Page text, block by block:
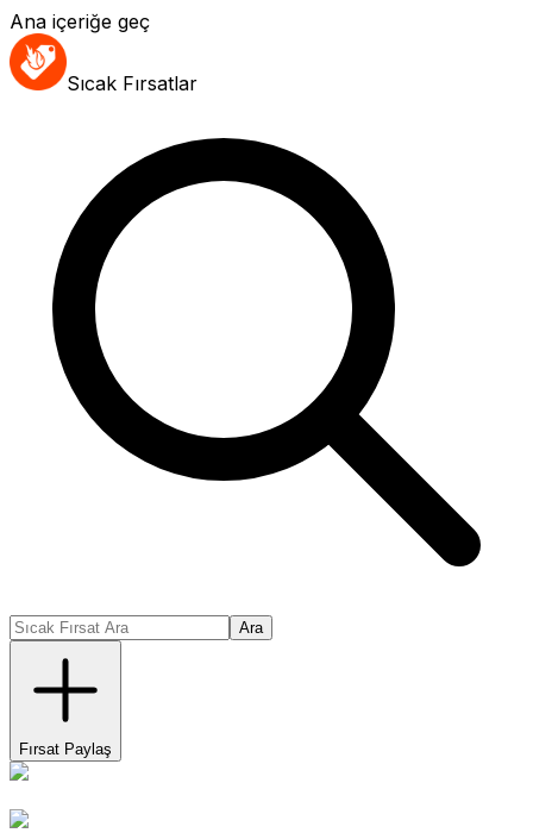
Ana içeriğe geç
Sıcak Fırsatlar
Ara
Fırsat Paylaş